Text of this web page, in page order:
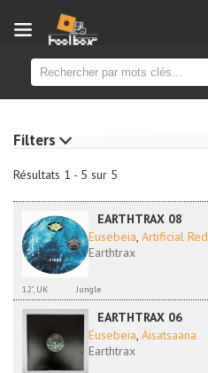
Résultats 1 - 5 sur 5
EARTHTRAX 08
Eusebeia, Artificial Red
Earthtrax
12", UK Jungle
EARTHTRAX 06
Eusebeia, Aisatsaana
Earthtrax
Filters